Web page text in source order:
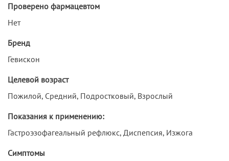
Проверено фармацевтом
Нет
Бренд
Гевискон
Целевой возраст
Пожилой, Средний, Подростковый, Взрослый
Показания к применению:
Гастроэзофагеальный рефлюкс, Диспепсия, Изжога
Симптомы